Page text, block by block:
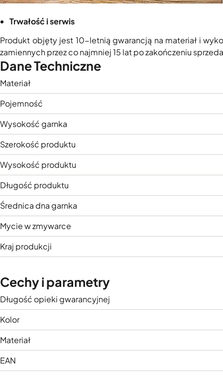
Trwałość i serwis
Produkt objęty jest 10-letnią gwarancją na materiał i
zamiennych przez co najmniej 15 lat po zakończeniu
Dane Techniczne
Materiał
Pojemność
Wysokość garnka
Szerokość produktu
Wysokość produktu
Długość produktu
Średnica dna garnka
Mycie w zmywarce
Kraj produkcji
Cechy i parametry
Długość opieki gwarancyjnej
Kolor
Materiał
EAN